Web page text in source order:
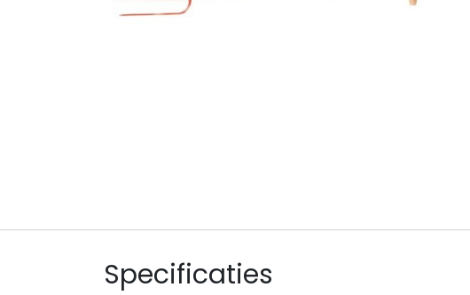
Specificaties